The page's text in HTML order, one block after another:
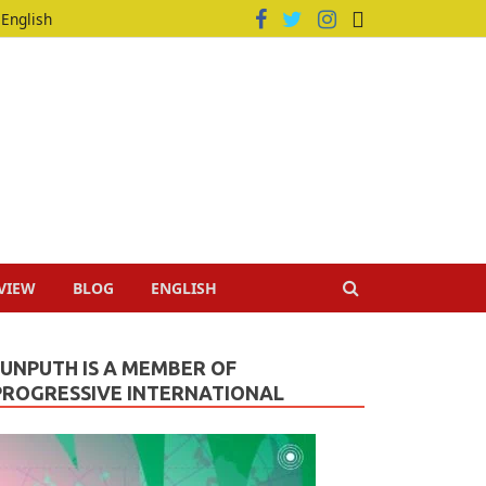
English
BLOG ENGLISH
IS A MEMBER OF
INTERNATIONAL